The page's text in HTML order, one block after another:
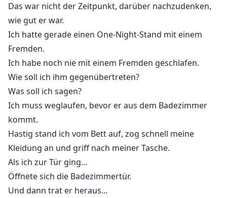
Das war nicht der Zeitpunkt, darüber nachzudenken,
wie gut er war.
Ich hatte gerade einen One-Night-Stand mit einem
Fremden.
Ich habe noch nie mit einem Fremden geschlafen.
Wie soll ich ihm gegenübertreten?
Was soll ich sagen?
Ich muss weglaufen, bevor er aus dem Badezimmer
kommt.
Hastig stand ich vom Bett auf, zog schnell meine
Kleidung an und griff nach meiner Tasche.
Als ich zur Tür ging...
Öffnete sich die Badezimmertür.
Und dann trat er heraus...